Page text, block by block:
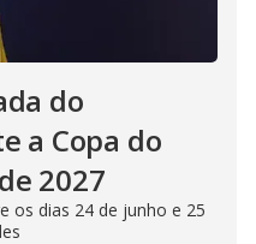
do
a Copa do
2027
os dias 24 de junho e 25